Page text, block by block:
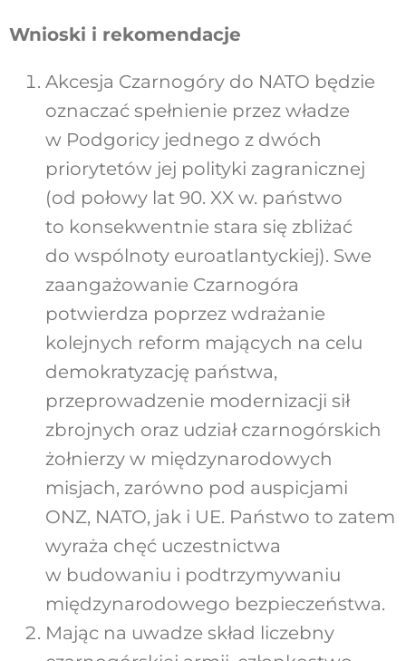
Wnioski i rekomendacje
Akcesja Czarnogóry do NATO będzie
oznaczać spełnienie przez władze
w Podgoricy jednego z dwóch
priorytetów jej polityki zagranicznej
(od połowy lat 90. XX w. państwo
to konsekwentnie stara się zbliżać
do wspólnoty euroatlantyckiej). Swe
zaangażowanie Czarnogóra
potwierdza poprzez wdrażanie
kolejnych reform mających na celu
demokratyzację państwa,
przeprowadzenie modernizacji sił
zbrojnych oraz udział czarnogórskich
żołnierzy w międzynarodowych
misjach, zarówno pod auspicjami
ONZ, NATO, jak i UE. Państwo to zatem
wyraża chęć uczestnictwa
w budowaniu i podtrzymywaniu
międzynarodowego bezpieczeństwa.
Mając na uwadze skład liczebny